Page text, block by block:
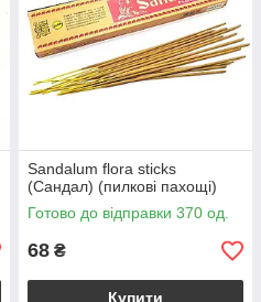
Sandalum flora sticks
(Сандал) (пилкові пахощі)
Готово до відправки 370 од.
68 ₴
Купити